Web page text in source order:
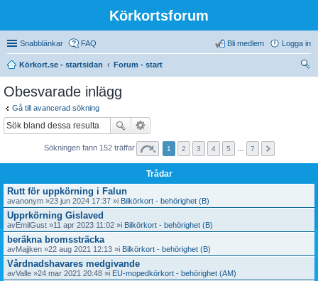
Körkortsforum
Snabblänkar FAQ Logga in
Bli medlem
Körkort.se - startsidan
Forum - start
Obesvarade inlägg
Gå till avancerad sökning
Sökningen fann 152 träffar 1 2 3 4 5 7
Trådar
Rutt för uppkörning i Falun
avanonym »23 jun 2024 17:37 »i Bilkörkort - behörighet (B)
Upprkörning Gislaved
avEmilGust »11 apr 2023 11:02 »i Bilkörkort - behörighet (B)
beräkna bromssträcka
avMajjken »22 aug 2021 12:13 »i Bilkörkort - behörighet (B)
Vårdnadshavares medgivande
avValle »24 mar 2021 20:48 »i EU-mopedkörkort - behörighet (AM)